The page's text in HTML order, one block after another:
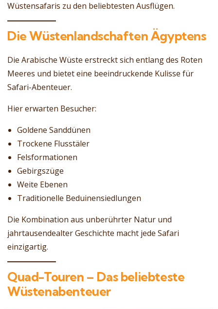
Wüstensafaris zu den beliebtesten Ausflügen.
Die Wüstenlandschaften Ägyptens
Die Arabische Wüste erstreckt sich entlang des Roten
Meeres und bietet eine beeindruckende Kulisse für
Safari-Abenteuer.
Hier erwarten Besucher:
Goldene Sanddünen
Trockene Flusstäler
Felsformationen
Gebirgszüge
Weite Ebenen
Traditionelle Beduinensiedlungen
Die Kombination aus unberührter Natur und
jahrtausendealter Geschichte macht jede Safari
einzigartig.
Quad-Touren – Das beliebteste
Wüstenabenteuer